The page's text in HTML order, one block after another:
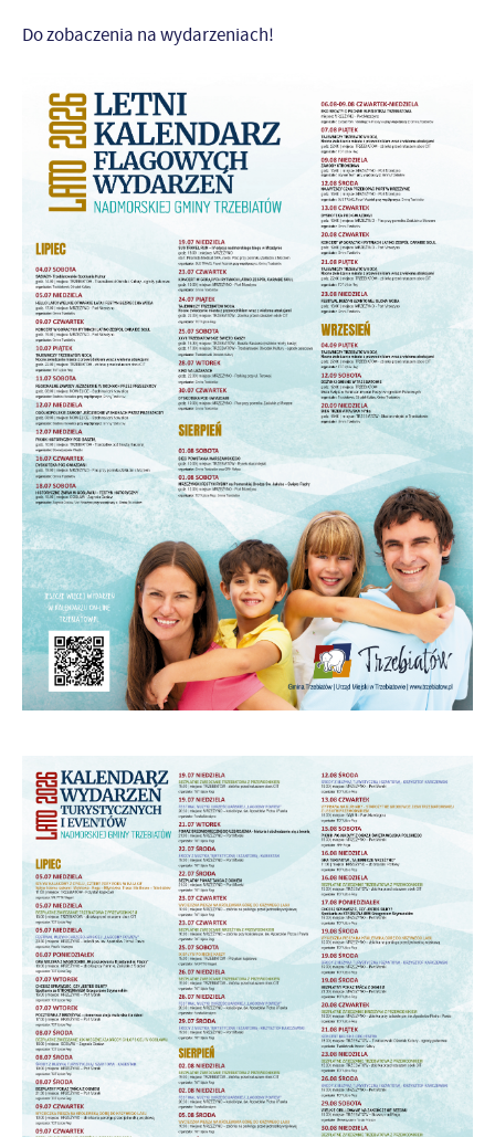
Do zobaczenia na wydarzeniach!